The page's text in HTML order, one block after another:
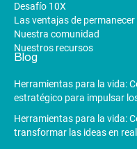
Desafío 10X
Las ventajas de permanecer
Nuestra comunidad
Nuestros recursos
Blog
Herramientas para la vida:
estratégico para impulsar
Herramientas para la vida:
transformar las ideas en